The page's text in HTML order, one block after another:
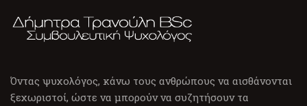
Όντας ψυχολόγος, κάνω τους ανθρώπους να αισθάνονται
ξεχωριστοί, ώστε να μπορούν να συζητήσουν τα